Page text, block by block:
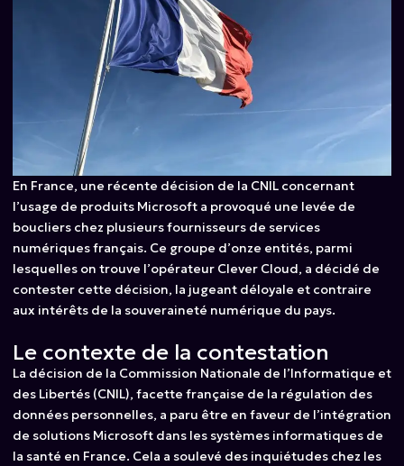
En France, une récente décision de la CNIL concernant
l’usage de produits Microsoft a provoqué une levée de
boucliers chez plusieurs fournisseurs de services
numériques français. Ce groupe d’onze entités, parmi
lesquelles on trouve l’opérateur Clever Cloud, a décidé de
contester cette décision, la jugeant déloyale et contraire
aux intérêts de la souveraineté numérique du pays.
Le contexte de la contestation
La décision de la Commission Nationale de l’Informatique et
des Libertés (CNIL), facette française de la régulation des
données personnelles, a paru être en faveur de l’intégration
de solutions Microsoft dans les systèmes informatiques de
la santé en France. Cela a soulevé des inquiétudes chez les